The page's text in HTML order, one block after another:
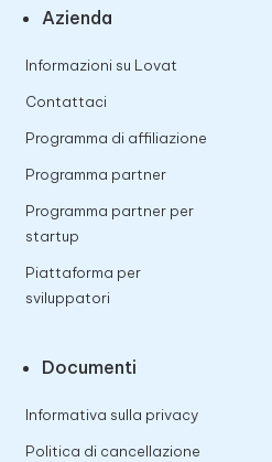
Azienda
Informazioni su Lovat
Contattaci
Programma di affiliazione
Programma partner
Programma partner per
startup
Piattaforma per
sviluppatori
Documenti
Informativa sulla privacy
Politica di cancellazione